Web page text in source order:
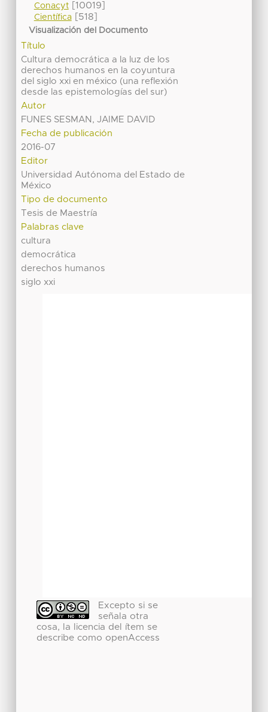
Conacyt[10019]
Científica[518]
Visualización del Documento
Título
Cultura democrática a la luz de los
derechos humanos en la coyuntura
del siglo xxi en méxico (una reflexión
desde las epistemologías del sur)
Autor
FUNES SESMAN, JAIME DAVID
Fecha de publicación
2016-07
Editor
Universidad Autónoma del Estado de
México
Tipo de documento
Tesis de Maestría
Palabras clave
cultura
democrática
derechos humanos
siglo xxi
Excepto si se
señala otra
cosa, la licencia del ítem se
describe como openAccess